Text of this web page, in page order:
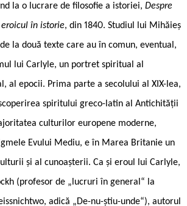
la o lucrare de filosofie a istoriei, Despre
în istorie, din 1840. Studiul lui Mihăieș
la două texte care au în comun, eventual,
lui Carlyle, un portret spiritual al
al epocii. Prima parte a secolului al XIX-lea,
spiritului greco-latin al Antichității
culturilor europene moderne,
Evului Mediu, e în Marea Britanie un
și al cunoașterii. Ca și eroul lui Carlyle,
(profesor de „lucruri în general“ la
adică „De-nu-știu-unde“), autorul